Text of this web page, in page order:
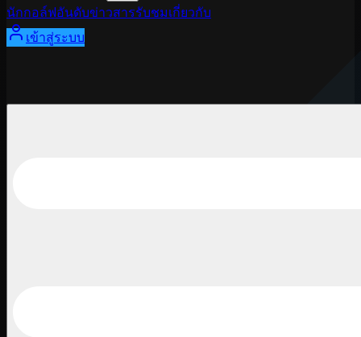
นักกอล์ฟอันดับข่าวสารรับชมเกี่ยวกับ
เข้าสู่ระบบ